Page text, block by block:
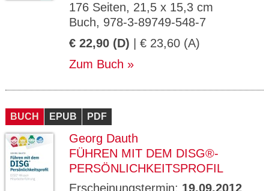
176 Seiten, 21,5 x 15,3 cm
Buch, 978-3-89749-548-7
€ 22,90 (D) | € 23,60 (A)
Zum Buch
BUCH EPUB PDF
Georg Dauth
FÜHREN MIT DEM DISG®-
PERSÖNLICHKEITSPROFIL
Erscheinungstermin: 19.09.2012